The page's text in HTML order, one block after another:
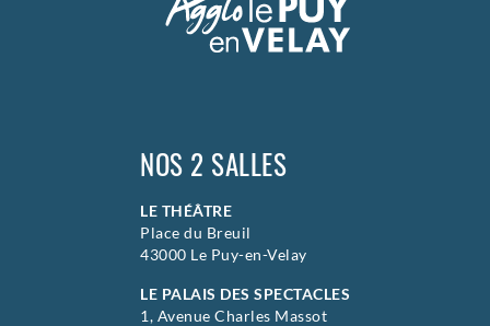
NOS 2 SALLES
LE THÉÂTRE
Place du Breuil
43000 Le Puy-en-Velay
LE PALAIS DES SPECTACLES
1, Avenue Charles Massot